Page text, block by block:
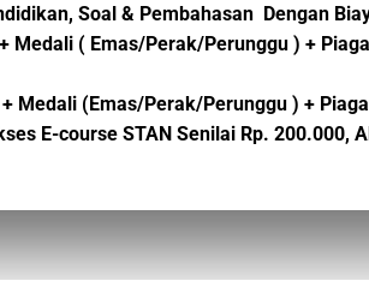
Soal & Pembahasan Dengan
Medali ( Emas/Perak/Perunggu ) +
+ Medali (Emas/Perak/Perunggu ) +
E-course STAN Senilai Rp. 200.000,